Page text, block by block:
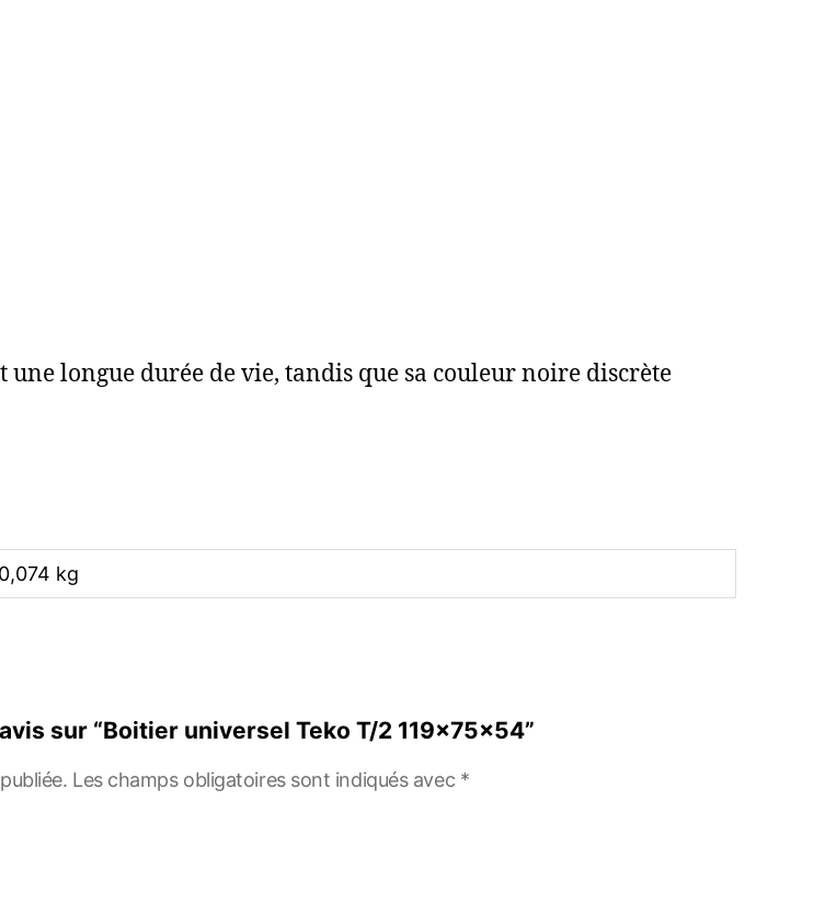
longue durée de vie, tandis que sa couleur noire discrète
0,074 kg
sur “Boitier universel Teko T/2 119x75x54”
Les champs obligatoires sont indiqués avec *